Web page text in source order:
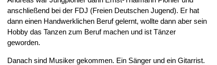
anschließend bei der FDJ (Freien Deutschen Jugend). Er hat
dann einen Handwerklichen Beruf gelernt, wollte dann aber sein
Hobby das Tanzen zum Beruf machen und ist Tänzer
geworden.
Danach sind Musiker gekommen. Ein Sänger und ein Gitarrist.